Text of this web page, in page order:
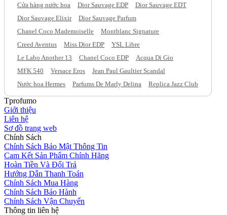
Cửa hàng nước hoa
Dior Sauvage EDP
Dior Sauvage EDT
Dior Sauvage Elixir
Dior Sauvage Parfum
Chanel Coco Mademoiselle
Montblanc Signature
Creed Aventus
Miss Dior EDP
YSL Libre
Le Labo Another 13
Chanel Coco EDP
Acqua Di Gio
MFK 540
Versace Eros
Jean Paul Gaultier Scandal
Nước hoa Hermes
Parfums De Marly Delina Replica Jazz Club
Tprofumo
Giới thiệu
Liên hệ
Sơ đồ trang web
Chính Sách
Chính Sách Bảo Mật Thông Tin
Cam Kết Sản Phẩm Chính Hãng
Hoàn Tiền Và Đổi Trả
Hướng Dẫn Thanh Toán
Chính Sách Mua Hàng
Chính Sách Bảo Hành
Chính Sách Vận Chuyển
Thông tin liên hệ